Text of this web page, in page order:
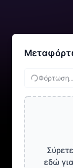
Φόρτωση...
εδώ